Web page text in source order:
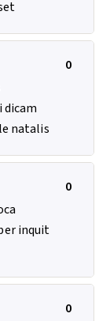
dicam
natalis
0
inquit
0
0